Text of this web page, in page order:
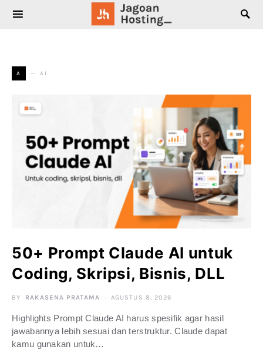
SEARCH FOR:
A AI
50+ Prompt Claude AI untuk
Coding, Skripsi, Bisnis, DLL
BY RAKASENA PRATAMA AGUSTUS 8, 2026
Highlights Prompt Claude AI harus spesifik agar hasil
jawabannya lebih sesuai dan terstruktur. Claude dapat
kamu gunakan untuk…